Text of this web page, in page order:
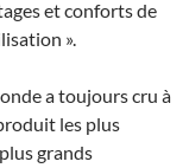
et conforts de
».
a toujours cru à
les plus
grands